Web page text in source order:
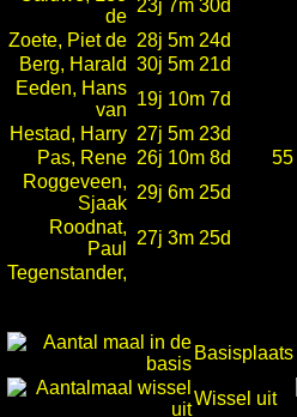
de
23j 7m 30d
Zoete, Piet de 28j 5m 24d
Berg, Harald 30j 5m 21d
Eeden, Hans
van
19j 10m 7d
Hestad, Harry 27j 5m 23d
Pas, Rene 26j 10m 8d
55
Roggeveen,
Sjaak
29j 6m 25d
Roodnat,
Paul
27j 3m 25d
Tegenstander,
Basisplaats
Wissel uit